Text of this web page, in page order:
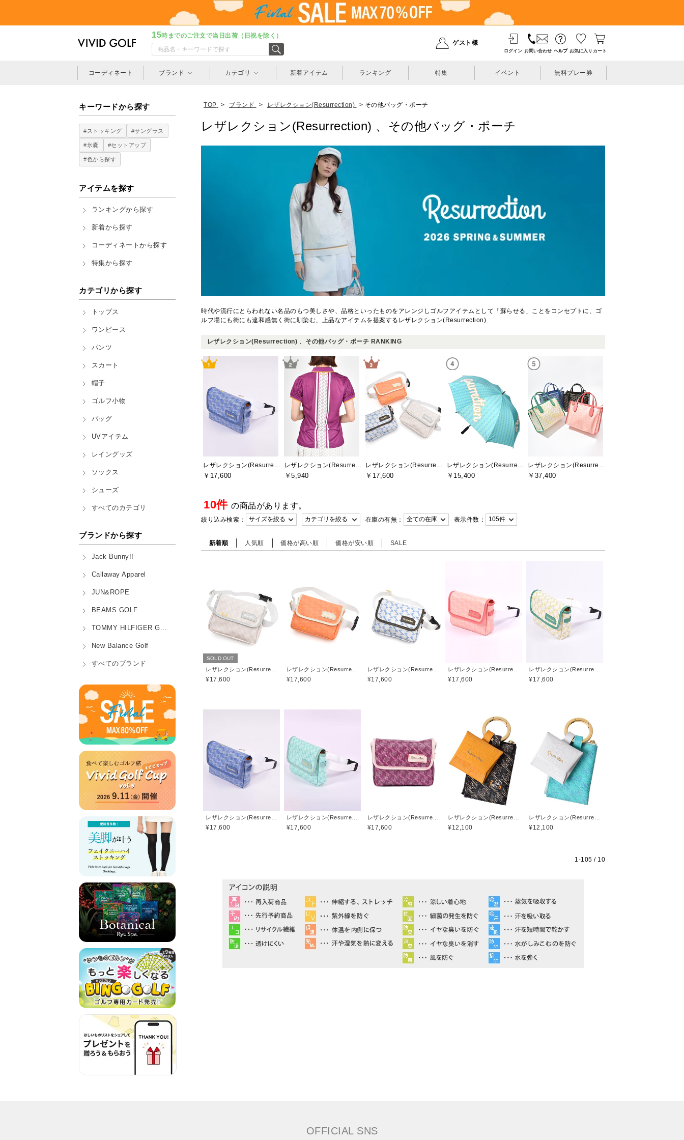
15時までのご注文で当日出荷（日祝を除く）
ゲスト様
ログイン お問い合わせ ヘルプ お気に入り カート
コーディネート ブランド カテゴリ 新着アイテム ランキング 特集 イベント 無料プレー券
キーワードから探す
#ストッキング #サングラス
#氷嚢 #セットアップ
#色から探す
アイテムを探す
ランキングから探す
新着から探す
コーディネートから探す
特集から探す
カテゴリから探す
トップス
ワンピース
パンツ
スカート
帽子
ゴルフ小物
バッグ
UVアイテム
レイングッズ
ソックス
シューズ
すべてのカテゴリ
ブランドから探す
Jack Bunny!!
Callaway Apparel
JUN&ROPE
BEAMS GOLF
TOMMY HILFIGER G...
New Balance Golf
すべてのブランド
TOP > ブランド > レザレクション(Resurrection) > その他バッグ・ポーチ
レザレクション(Resurrection) 、その他バッグ・ポーチ
時代や流行にとらわれない名品のもつ美しさや、品格といったものをアレンジしゴルフアイテムとして「蘇らせる」ことをコンセプトに、ゴ
ルフ場にも街にも違和感無く街に馴染む、上品なアイテムを提案するレザレクション(Resurrection)
レザレクション(Resurrection) 、その他バッグ・ポーチ RANKING
￥17,600 ￥5,940 ￥17,600 ￥15,400 ￥37,400
10件 の商品があります。
絞り込み検索： 在庫の有無： 表示件数：
新着順 人気順 価格が高い順 価格が安い順 SALE
SOLD OUT
¥17,600 ¥17,600 ¥17,600 ¥17,600 ¥17,600
レザレクション(Resurrection)
¥17,600
レザレクション(Resurrection)
¥17,600
レザレクション(Resurrection)
¥17,600
レザレクション(Resurrection)
¥12,100
レザレクション(Resurrection)
¥12,100
1-105 / 10
OFFICIAL SNS